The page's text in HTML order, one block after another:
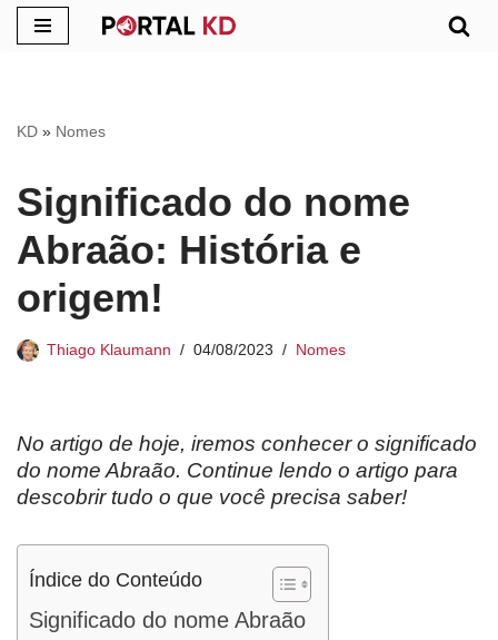
conteúdo
KD » Nomes
Significado do nome
Abraão: História e
origem!
Thiago Klaumann 04/08/2023 Nomes
No artigo de hoje, iremos conhecer o significado
do nome Abraão. Continue lendo o artigo para
descobrir tudo o que você precisa saber!
Índice do Conteúdo
Significado do nome Abraão